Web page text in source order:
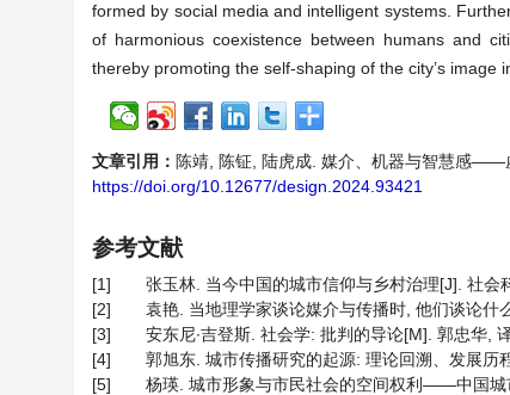
formed by social media and intelligent systems.
of harmonious coexistence between humans and
thereby promoting the self-shaping of the city’s image
文章引用： 陈靖, 陈钲, 陆虎成. 媒介、机器与智慧感——
https://doi.org/10.12677/design.2024.93421
参考文献
[1]
张玉林. 当今中国的城市信仰与乡村治理[J]. 社会
[2]
袁艳. 当地理学家谈论媒介与传播时, 他们谈论
[3]
安东尼∙吉登斯. 社会学: 批判的导论[M]. 郭忠华,
[4]
郭旭东. 城市传播研究的起源: 理论回溯、发展历
[5]
杨瑛. 城市形象与市民社会的空间权利——中国城